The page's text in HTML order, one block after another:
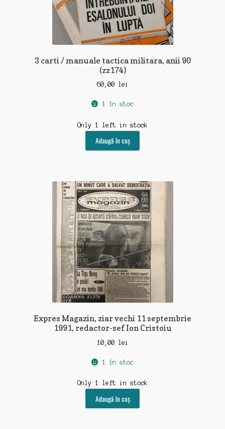
3 carti / manuale tactica militara, anii 90
(zz174)
60,00 lei
1 în stoc
Only 1 left in stock
Adaugă în coș
Expres Magazin, ziar vechi 11 septembrie
1991, redactor-sef Ion Cristoiu
10,00 lei
1 în stoc
Only 1 left in stock
Adaugă în coș